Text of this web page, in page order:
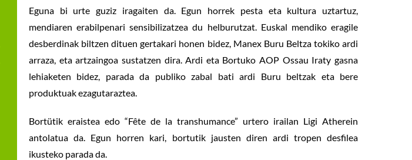
Eguna bi urte guziz iragaiten da. Egun horrek pesta eta kultura uztartuz,
mendiaren erabilpenari sensibilizatzea du helburutzat. Euskal mendiko eragile
desberdinak biltzen dituen gertakari honen bidez, Manex Buru Beltza tokiko ardi
arraza, eta artzaingoa sustatzen dira. Ardi eta Bortuko AOP Ossau Iraty gasna
lehiaketen bidez, parada da publiko zabal bati ardi Buru beltzak eta bere
produktuak ezagutaraztea.
Bortütik eraistea edo “Fête de la transhumance” urtero irailan Ligi Atherein
antolatua da. Egun horren kari, bortutik jausten diren ardi tropen desfilea
ikusteko parada da.